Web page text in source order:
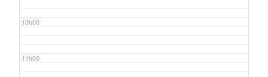
10h00
11h00